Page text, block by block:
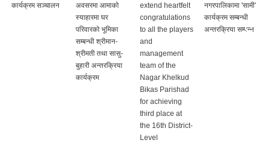
कार्यक्रम सञ्चालन
अवसरमा आमाको
स्याहारमा घर
परिवारको भूमिका
सम्बन्धी श्रीमान-
श्रीमती तथा सासु-
बुहारी अन्तरक्रिया
कार्यक्रम
extend heartfelt
congratulations
to all the players
and
management
team of the
Nagar Khelkud
Bikas Parishad
for achieving
third place at
the 16th District-
Level
नगरपालिकामा 'सामी'
कार्यक्रम सम्बन्धी
अन्तरक्रिया सम्पन्न